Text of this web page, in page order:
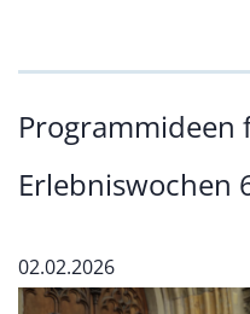
Programmideen
Erlebniswochen
02.02.2026